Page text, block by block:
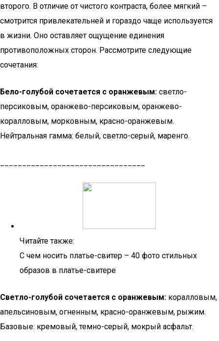
второго. В отличие от чистого контраста, более мягкий –
смотрится привлекательней и гораздо чаще используется
в жизни. Оно оставляет ощущение единения
противоположных сторон. Рассмотрите следующие
сочетания:
Бело-голубой сочетается с оранжевым: светло-
персиковым, оранжево-персиковым, оранжево-
коралловым, морковным, красно-оранжевым.
Нейтральная гамма: белый, светло-серый, маренго.
Читайте также:
С чем носить платье-свитер – 40 фото стильных
образов в платье-свитере
Светло-голубой сочетается с оранжевым: коралловым,
апельсиновым, огненным, красно-оранжевым, рыжим.
Базовые: кремовый, темно-серый, мокрый асфальт.